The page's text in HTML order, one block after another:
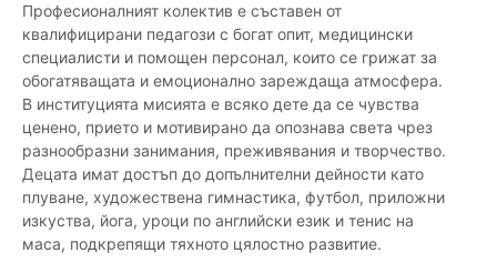
Професионалният колектив е съставен от
квалифицирани педагози с богат опит, медицински
специалисти и помощен персонал, които се грижат за
обогатяващата и емоционално зареждаща атмосфера.
В институцията мисията е всяко дете да се чувства
ценено, прието и мотивирано да опознава света чрез
разнообразни занимания, преживявания и творчество.
Децата имат достъп до допълнителни дейности като
плуване, художествена гимнастика, футбол, приложни
изкуства, йога, уроци по английски език и тенис на
маса, подкрепящи тяхното цялостно развитие.